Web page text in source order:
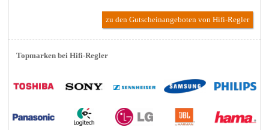
zu den Gutscheinangeboten von Hifi-Regler
Topmarken bei Hifi-Regler